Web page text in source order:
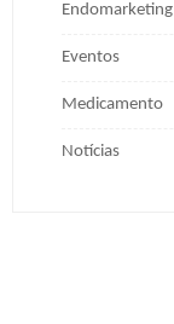
Endomarketing
Eventos
Medicamento
Notícias